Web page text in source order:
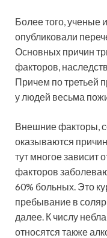
Более того, ученые
опубликовали
Основных причин
факторов,
Причем по третьей
у людей весьма
Внешние факторы,
оказываются
тут многое зависит
факторов
60% больных. Это
пребывание в
далее. К числу
относятся также